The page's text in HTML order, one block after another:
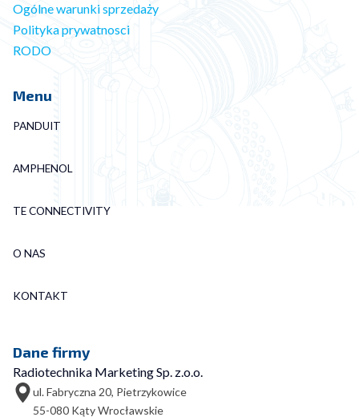
Ogólne warunki sprzedaży
Polityka prywatnosci
RODO
Menu
PANDUIT
AMPHENOL
TE CONNECTIVITY
O NAS
KONTAKT
Dane firmy
Radiotechnika Marketing Sp. z.o.o.
ul. Fabryczna 20, Pietrzykowice
55-080 Kąty Wrocławskie